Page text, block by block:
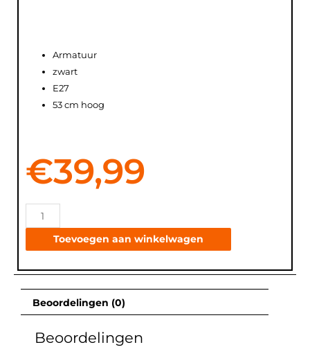
Armatuur
zwart
E27
53 cm hoog
€39,99
Toevoegen aan winkelwagen
Beoordelingen (0)
Beoordelingen